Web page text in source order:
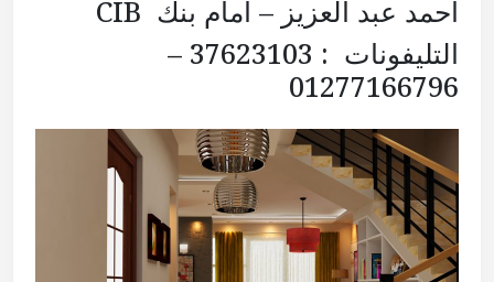
احمد عبد العزيز – امام بنك CIB
التليفونات : 37623103 –
01277166796